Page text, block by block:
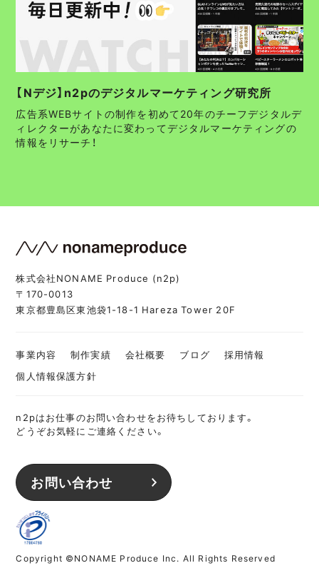
【Nデジ】n2pのデジタルマーケティング研究所
広告系WEBサイトの制作を初めて20年のチーフデジタルデ
ィレクターがあなたに変わってデジタルマーケティングの
情報をリサーチ！
株式会社NONAME Produce (n2p)
〒170-0013
東京都豊島区東池袋1-18-1 Hareza Tower 20F
事業内容 制作実績 会社概要 ブログ
採用情報
個人情報保護方針
n2pはお仕事のお問い合わせをお待ちしております。
どうぞお気軽にご連絡ください。
お問い合わせ
Copyright ©NONAME Produce Inc. All Rights Reserved